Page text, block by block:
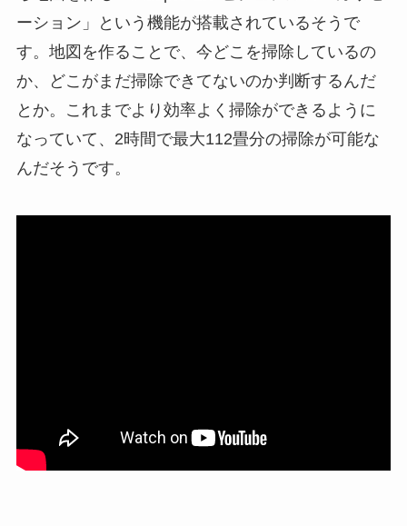
ーション」という機能が搭載されているそうで
す。地図を作ることで、今どこを掃除しているの
か、どこがまだ掃除できてないのか判断するんだ
とか。これまでより効率よく掃除ができるように
なっていて、2時間で最大112畳分の掃除が可能な
んだそうです。